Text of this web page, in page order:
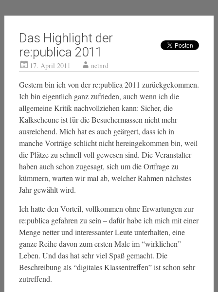
Das Highlight der
re:publica 2011
17. April 2011 netnrd
Gestern bin ich von der re:publica 2011 zurückgekommen.
Ich bin eigentlich ganz zufrieden, auch wenn ich die
allgemeine Kritik nachvollziehen kann: Sicher, die
Kalkscheune ist für die Besuchermassen nicht mehr
ausreichend. Mich hat es auch geärgert, dass ich in
manche Vorträge schlicht nicht hereingekommen bin, weil
die Plätze zu schnell voll gewesen sind. Die Veranstalter
haben auch schon zugesagt, sich um die Ortfrage zu
kümmern, warten wir mal ab, welcher Rahmen nächstes
Jahr gewählt wird.
Ich hatte den Vorteil, vollkommen ohne Erwartungen zur
re:publica gefahren zu sein – dafür habe ich mich mit einer
Menge netter und interessanter Leute unterhalten, eine
ganze Reihe davon zum ersten Male im “wirklichen”
Leben. Und das hat sehr viel Spaß gemacht. Die
Beschreibung als “digitales Klassentreffen” ist schon sehr
zutreffend.